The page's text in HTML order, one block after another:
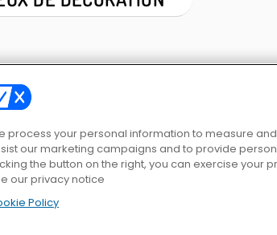
Princess Coloring By Numbers
process your personal information to measure
our marketing campaigns and to provide
the button on the right, you can exercise your
our privacy notice
Policy